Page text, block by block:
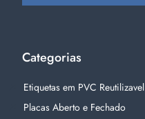
Categorias
Etiquetas em PVC Reutilizavel
Placas Aberto e Fechado